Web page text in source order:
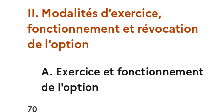
II. Modalités d'exercice,
fonctionnement et révocation
de l'option
A. Exercice et fonctionnement
de l'option
70